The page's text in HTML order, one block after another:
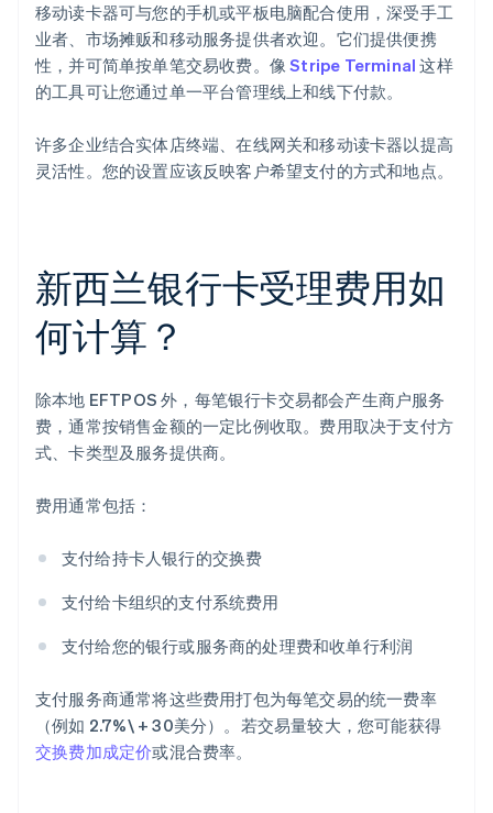
移动读卡器可与您的手机或平板电脑配合使用，深受手工
业者、市场摊贩和移动服务提供者欢迎。它们提供便携
性，并可简单按单笔交易收费。像Stripe Terminal 这样
的工具可让您通过单一平台管理线上和线下付款。
许多企业结合实体店终端、在线网关和移动读卡器以提高
灵活性。您的设置应该反映客户希望支付的方式和地点。
新西兰银行卡受理费用如
何计算？
除本地 EFTPOS 外，每笔银行卡交易都会产生商户服务
费，通常按销售金额的一定比例收取。费用取决于支付方
式、卡类型及服务提供商。
费用通常包括：
支付给持卡人银行的交换费
支付给卡组织的支付系统费用
支付给您的银行或服务商的处理费和收单行利润
支付服务商通常将这些费用打包为每笔交易的统一费率
（例如 2.7%\ + 30美分）。若交易量较大，您可能获得
交换费加成定价或混合费率。